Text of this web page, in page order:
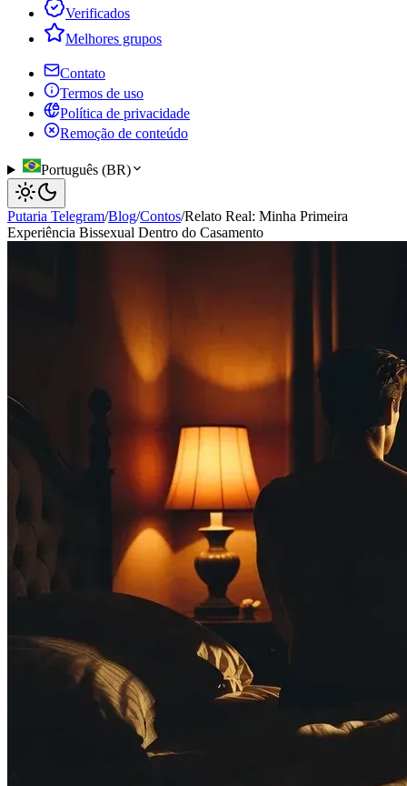
Verificados
Melhores grupos
Contato
Termos de uso
Política de privacidade
Remoção de conteúdo
Português (BR)
Putaria Telegram/Blog/Contos/Relato Real: Minha Primeira
Experiência Bissexual Dentro do Casamento